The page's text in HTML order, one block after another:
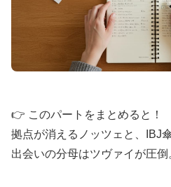
サブスク婚活
較
👉 このパートをまとめると！
拠点が消えるノッツェと、IBJ
出会いの分母はツヴァイが圧倒